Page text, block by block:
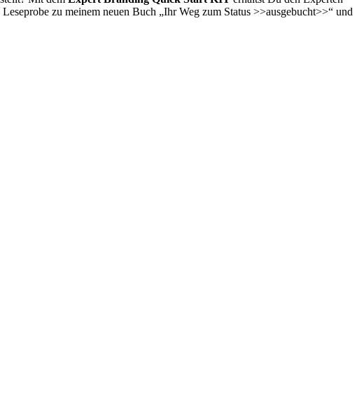
zu meinem neuen Buch „Ihr Weg zum Status >>ausgebucht>>“ und